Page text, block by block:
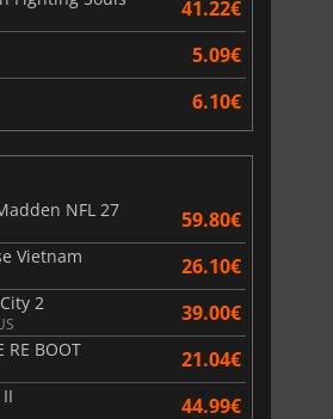
15.48
41.22€
5.09€
6.10€
NFL 27
59.80€
Vietnam 26.10€
2 39.00€
RE BOOT 21.04€
44.99€